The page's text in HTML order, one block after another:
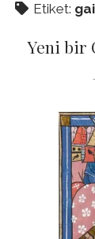
Etiket:
Yeni bir